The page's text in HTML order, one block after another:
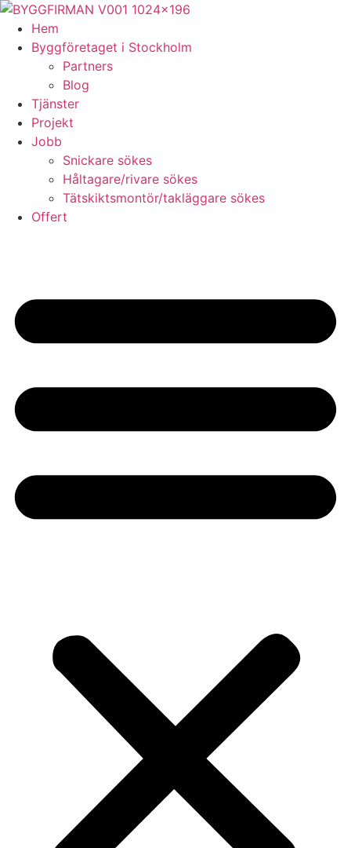
Skip
content
Hem
Byggföretaget i Stockholm
Partners
Blog
Tjänster
Projekt
Jobb
Snickare sökes
Håltagare/rivare sökes
Tätskiktsmontör/takläggare sökes
Offert